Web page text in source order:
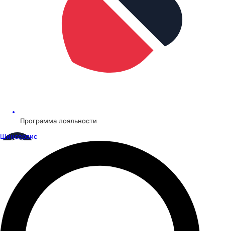
Программа лояльности
Шинсервис